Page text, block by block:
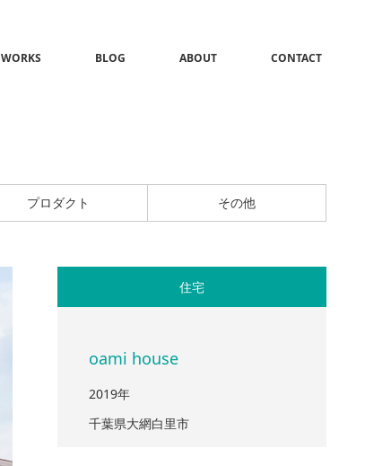
WORKS BLOG ABOUT CONTACT
プロダクト その他
住宅
oami house
2019年
千葉県大網白里市